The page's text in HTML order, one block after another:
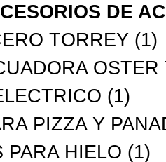
DE
TORREY (1)
OSTER
(1)
PIZZA Y
PARA HIELO (1)